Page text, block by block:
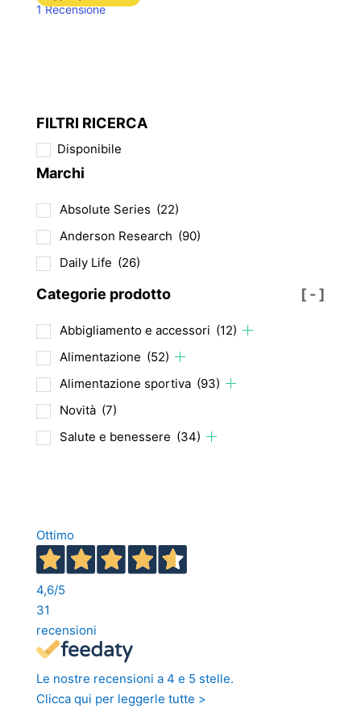
1 Recensione
FILTRI RICERCA
Disponibile
Marchi
Absolute Series (22)
Anderson Research (90)
Daily Life (26)
Categorie prodotto [ - ]
Abbigliamento e accessori (12)
Alimentazione (52)
Alimentazione sportiva (93)
Novità (7)
Salute e benessere (34)
Ottimo
4,6/5
31
recensioni
Le nostre recensioni a 4 e 5 stelle.
Clicca qui per leggerle tutte >